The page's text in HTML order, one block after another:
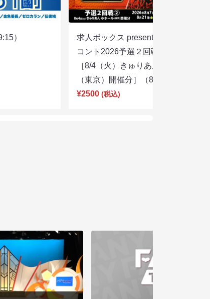
）
求人ボックス presents キングオブ
コント2026予選２回戦②
［8/4（火）きゅりあん 小ホール
（東京）開催分］（8/7 18:00）
¥2500 (税込)